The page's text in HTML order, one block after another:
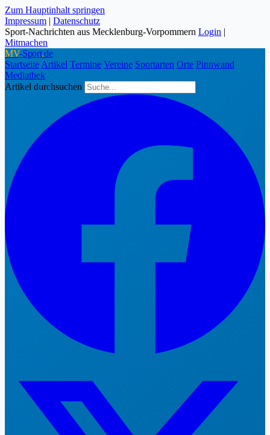
Zum Hauptinhalt springen
Impressum | Datenschutz
Sport-Nachrichten aus Mecklenburg-Vorpommern Login |
Mitmachen
MV-Sport.de
Startseite Artikel Termine Vereine Sportarten Orte Pinnwand
Mediathek
Artikel durchsuchen